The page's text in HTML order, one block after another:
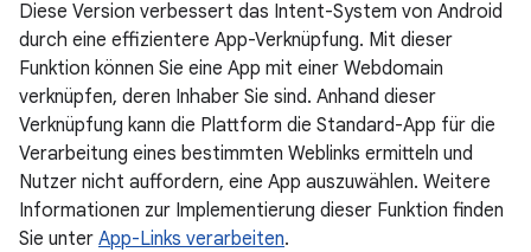
Diese Version verbessert das Intent-System von Android
durch eine effizientere App-Verknüpfung. Mit dieser
Funktion können Sie eine App mit einer Webdomain
verknüpfen, deren Inhaber Sie sind. Anhand dieser
Verknüpfung kann die Plattform die Standard-App für die
Verarbeitung eines bestimmten Weblinks ermitteln und
Nutzer nicht auffordern, eine App auszuwählen. Weitere
Informationen zur Implementierung dieser Funktion finden
Sie unter App-Links verarbeiten.